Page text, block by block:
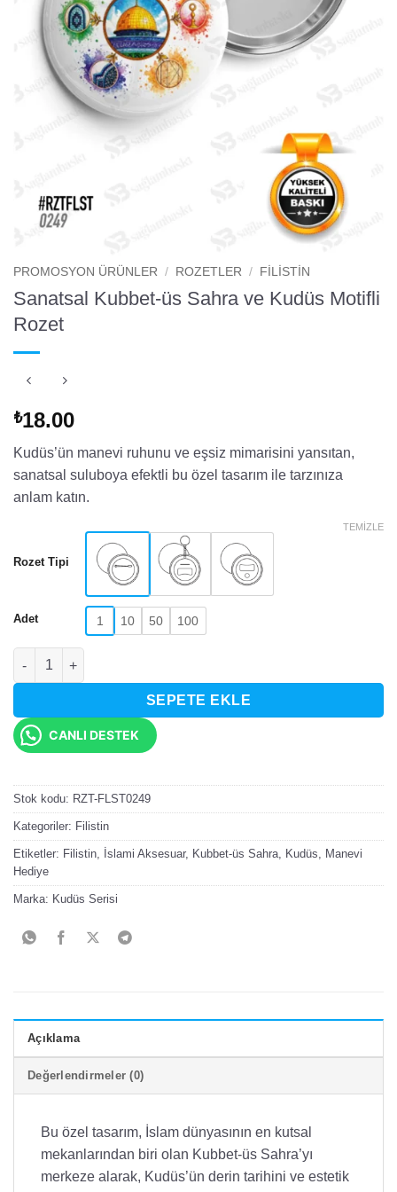
PROMOSYON ÜRÜNLER / ROZETLER / FILISTIN
Sanatsal Kubbet-üs Sahra ve Kudüs Motifli
Rozet
₺18.00
Kudüs’ün manevi ruhunu ve eşsiz mimarisini yansıtan,
sanatsal suluboya efektli bu özel tasarım ile tarzınıza
anlam katın.
Rozet Tipi
Adet 1 10 50 100
TEMIZLE
Sanatsal Kubbet-üs Sahra ve Kudüs Motifli Rozet adet
SEPETE EKLE
CANLI DESTEK
Stok kodu: RZT-FLST0249
Kategoriler: Filistin
Etiketler: Filistin, İslami Aksesuar, Kubbet-üs Sahra, Kudüs, Manevi
Hediye
Marka: Kudüs Serisi
Açıklama
Değerlendirmeler (0)
Bu özel tasarım, İslam dünyasının en kutsal
mekanlarından biri olan Kubbet-üs Sahra’yı
merkeze alarak, Kudüs’ün derin tarihini ve estetik